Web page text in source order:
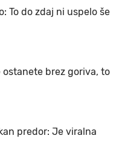
To do zdaj ni uspelo še
ostanete brez goriva, to
predor: Je viralna